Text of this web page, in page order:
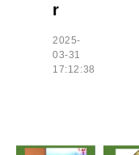
r
2025-
03-31
17:12:38